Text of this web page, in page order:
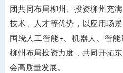
团共同布局柳州、投资柳州充
技术、人才等优势，以应用场
围绕人工智能+、机器人、智
柳州布局投资力度，共同开拓
会高质量发展。